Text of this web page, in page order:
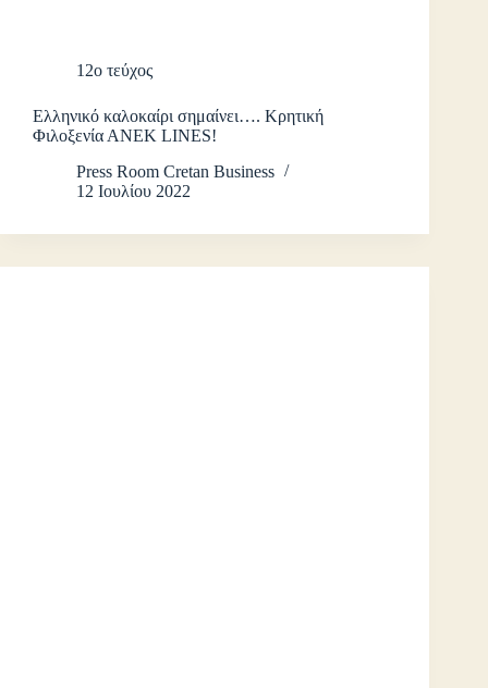
12ο τεύχος
Eλληνικό καλοκαίρι σημαίνει…. Κρητική
Φιλοξενία ΑΝΕΚ LINES!
Press Room Cretan Business
12 Ιουλίου 2022